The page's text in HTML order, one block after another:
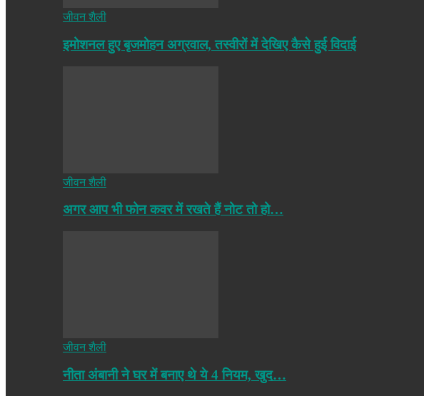
जीवन शैली
इमोशनल हुए बृजमोहन अग्रवाल, तस्वीरों में देखिए कैसे हुई विदाई
जीवन शैली
अगर आप भी फोन कवर में रखते हैं नोट तो हो…
जीवन शैली
नीता अंबानी ने घर में बनाए थे ये 4 नियम, खुद…